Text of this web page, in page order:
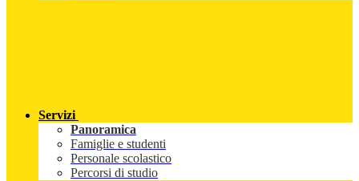
Servizi
Panoramica
Famiglie e studenti
Personale scolastico
Percorsi di studio